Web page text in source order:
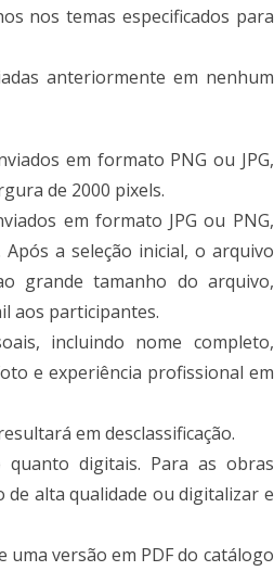
nos temas especificados para
anteriormente em nenhum
em formato PNG ou JPG,
de 2000 pixels.
em formato JPG ou PNG,
a seleção inicial, o arquivo
grande tamanho do arquivo,
aos participantes.
incluindo nome completo,
e experiência profissional em
em desclassificação.
digitais. Para as obras
alta qualidade ou digitalizar e
versão em PDF do catálogo